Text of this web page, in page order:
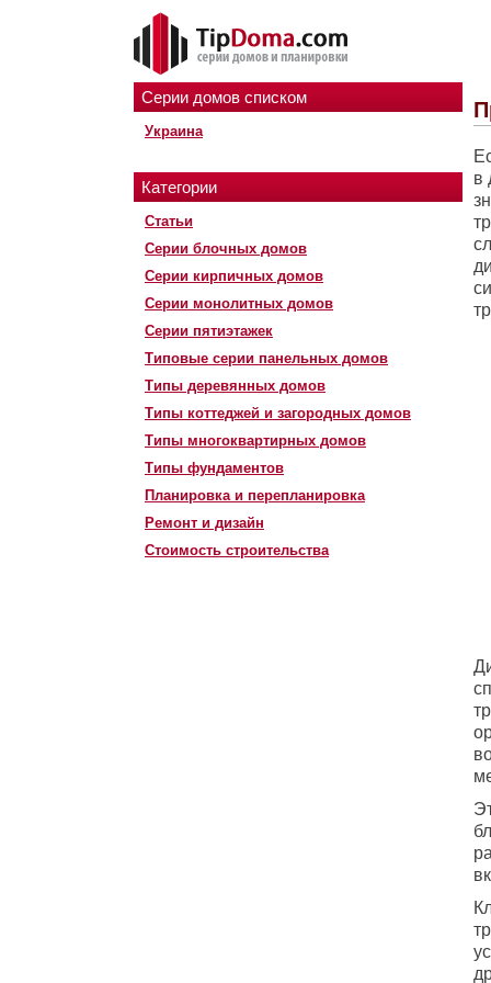
Серии домов списком
Украина
Категории
Статьи
Серии блочных домов
Серии кирпичных домов
Серии монолитных домов
Серии пятиэтажек
Типовые серии панельных домов
Типы деревянных домов
Типы коттеджей и загородных домов
Типы многоквартирных домов
Типы фундаментов
Планировка и перепланировка
Ремонт и дизайн
Стоимость строительства
в